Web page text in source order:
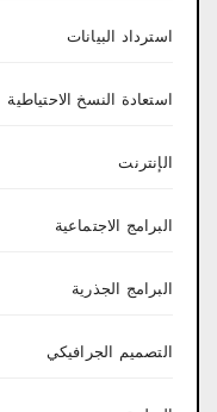
استرداد البيانات
استعادة النسخ الاحتياطية
الإنترنت
البرامج الاجتماعية
البرامج الجذرية
التصميم الجرافيكي